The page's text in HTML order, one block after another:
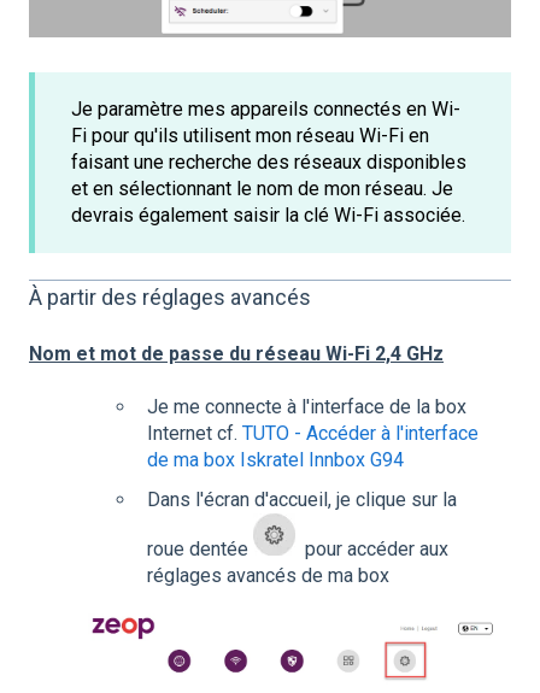
Je paramètre mes appareils connectés en Wi-
Fi pour qu'ils utilisent mon réseau Wi-Fi en
faisant une recherche des réseaux disponibles
et en sélectionnant le nom de mon réseau. Je
devrais également saisir la clé Wi-Fi associée.
À partir des réglages avancés
Nom et mot de passe du réseau Wi-Fi 2,4 GHz
Je me connecte à l'interface de la box
Internet cf. TUTO - Accéder à l'interface
de ma box Iskratel Innbox G94
Dans l'écran d'accueil, je clique sur la
roue dentée
pour accéder aux
réglages avancés de ma box